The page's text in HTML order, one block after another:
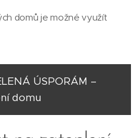
domů je možné využít
ÚSPORÁM –
domu